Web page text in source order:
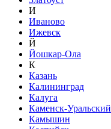
И
Иваново
Ижевск
Й
Йошкар-Ола
К
Казань
Калининград
Калуга
Каменск-Уральский
Камышин